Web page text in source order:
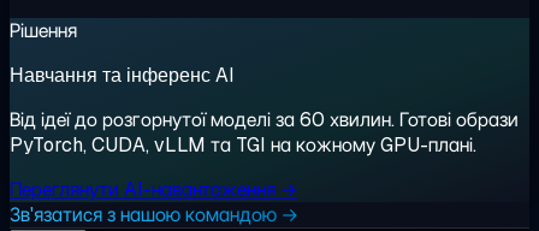
Рішення
Навчання та інференс AI
Від ідеї до розгорнутої моделі за 60 хвилин. Готові образи
PyTorch, CUDA, vLLM та TGI на кожному GPU-плані.
Переглянути AI-навантаження →
Зв'язатися з нашою командою →